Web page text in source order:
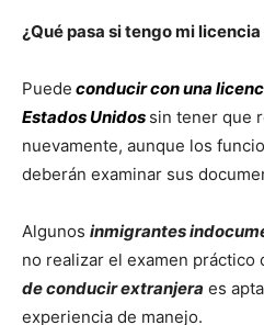
¿Qué pasa si tengo mi
Puede conducir con una
Estados Unidos sin tener que
nuevamente, aunque los
deberán examinar sus
Algunos inmigrantes
no realizar el examen práctico
de conducir extranjera es
experiencia de manejo.